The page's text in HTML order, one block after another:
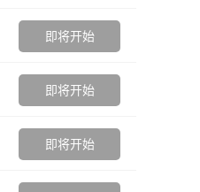
即将开始
即将开始
即将开始